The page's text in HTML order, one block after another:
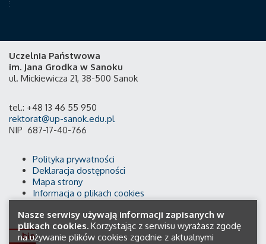
Uczelnia Państwowa
im. Jana Grodka w Sanoku
ul. Mickiewicza 21, 38-500 Sanok
tel.: +48 13 46 55 950
rektorat@up-sanok.edu.pl
NIP 687-17-40-766
Polityka prywatności
Deklaracja dostępności
Mapa strony
Informacja o plikach cookies
Nasze serwisy używają informacji zapisanych w
plikach cookies. Korzystając z serwisu wyrażasz zgodę
na używanie plików cookies zgodnie z aktualnymi